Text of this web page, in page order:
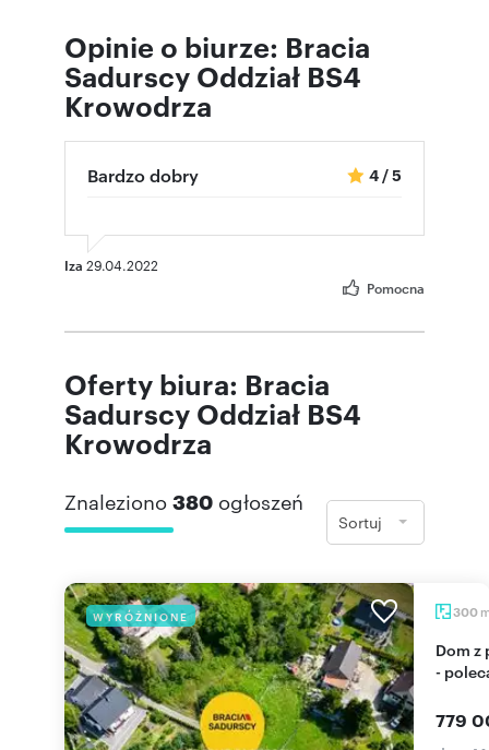
Opinie o biurze: Bracia
Sadurscy Oddział BS4
Krowodrza
Bardzo dobry 4 /5
Iza 29.04.2022
Pomocna
Oferty biura: Bracia
Sadurscy Oddział BS4
Krowodrza
Znaleziono 380 ogłoszeń
Sortuj
WYRÓŻNIONE 300
Dom z potencjałem, 3 kondygnacje, garaż, ogród
-
779